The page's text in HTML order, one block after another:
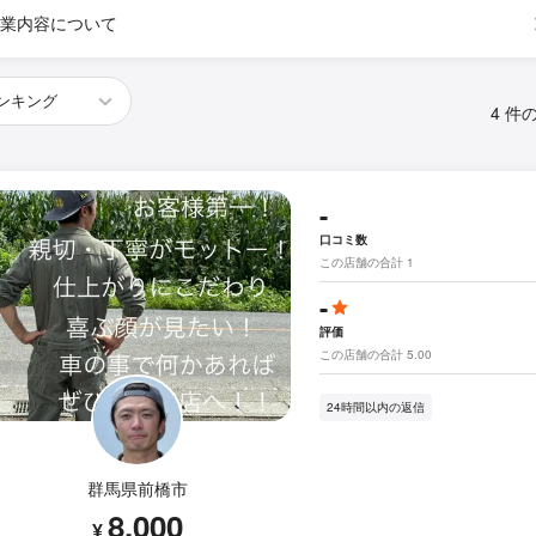
内容について
4 件
群馬県前橋市
8,000
-
口コミ数
この店舗の合計 1
-
評価
この店舗の合計 5.00
24時間以内の返信